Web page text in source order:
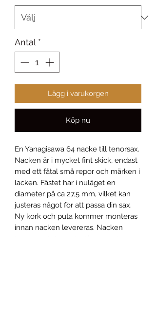
Antal *
Lägg i varukorgen
Köp nu
En Yanagisawa 64 nacke till tenorsax.
Nacken är i mycket fint skick, endast
med ett fåtal små repor och märken i
lacken. Fästet har i nuläget en
diameter på ca 27,5 mm, vilket kan
justeras något för att passa din sax.
Ny kork och puta kommer monteras
innan nacken levereras. Nacken
levereras i sin originalförpackning,